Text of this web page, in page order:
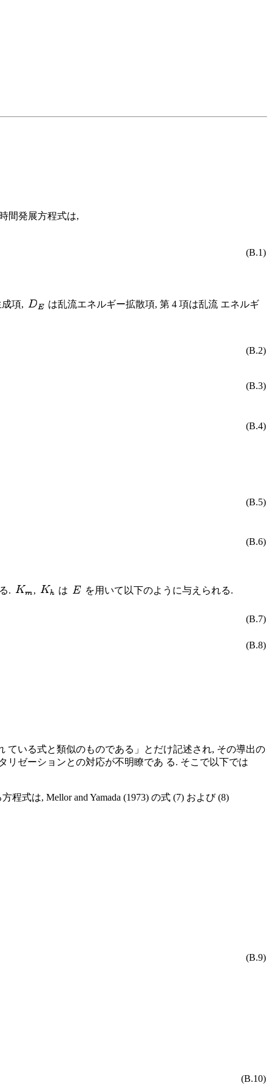
間発展方程式は,
(B.1)
項, は乱流エネルギー拡散項, 第 4 項は乱流 エネルギ
(B.2)
(B.3)
(B.4)
(B.5)
(B.6)
. , は を用いて以下のように与えられる.
(B.7)
(B.8)
れ ている式と類似のものである」とだけ記述され, その導出の
リゼーションとの対応が不明瞭であ る. そこで以下では
式は, Mellor and Yamada (1973) の式 (7) および (8)
(B.9)
(B.10)